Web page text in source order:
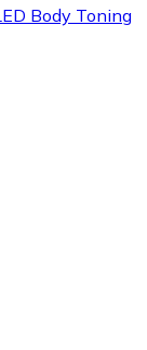
Body Toning